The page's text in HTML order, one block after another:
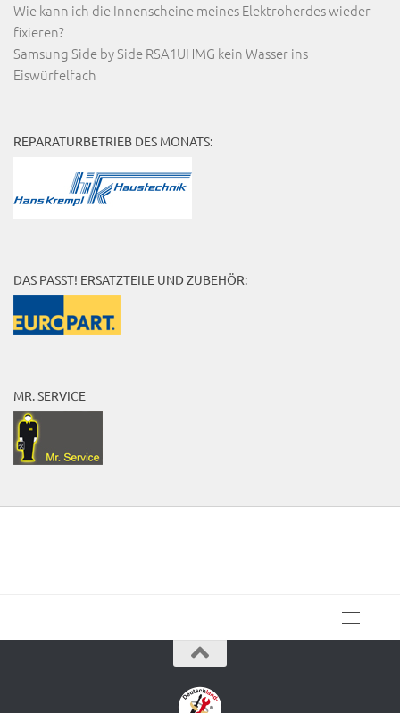
Wie kann ich die Innenscheine meines Elektroherdes wieder
fixieren?
Samsung Side by Side RSA1UHMG kein Wasser ins
Eiswürfelfach
REPARATURBETRIEB DES MONATS:
DAS PASST! ERSATZTEILE UND ZUBEHÖR:
MR. SERVICE